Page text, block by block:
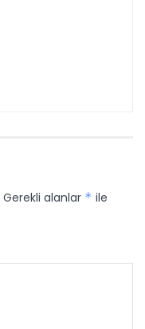
Gerekli alanlar * ile